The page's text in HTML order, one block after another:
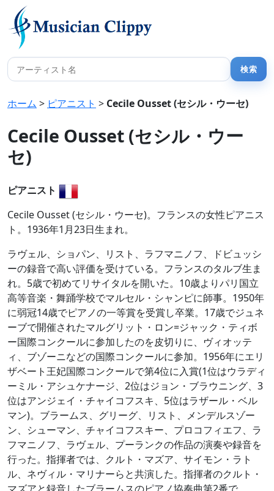
ホーム > ピアニスト > Cecile Ousset (セシル・ウーセ)
Cecile Ousset (セシル・ウー
セ)
ピアニスト
Cecile Ousset (セシル・ウーセ)。フランスの女性ピアニス
ト。1936年1月23日生まれ。
ラヴェル、ショパン、リスト、ラフマニノフ、ドビュッシ
ーの録音で高い評価を受けている。フランスのタルブ生ま
れ。5歳で初めてリサイタルを開いた。10歳よりパリ国立
高等音楽・舞踊学校でマルセル・シャンピに師事。1950年
に弱冠14歳でピアノの一等賞を受賞し卒業。17歳でジュネ
ーブで開催されたマルグリット・ロン=ジャック・ティボ
ー国際コンクールに参加したのを皮切りに、ヴィオッテ
ィ、ブゾーニなどの国際コンクールに参加。1956年にエリ
ザベート王妃国際コンクールで第4位に入賞(1位はウラディ
ーミル・アシュケナージ、2位はジョン・ブラウニング、3
位はアンジェイ・チャイコフスキ、5位はラザール・ベル
マン)。ブラームス、グリーグ、リスト、メンデルスゾー
ン、シューマン、チャイコフスキー、プロコフィエフ、ラ
フマニノフ、ラヴェル、プーランクの作品の演奏や録音を
行った。指揮者では、クルト・マズア、サイモン・ラト
ル、ネヴィル・マリナーらと共演した。指揮者のクルト・